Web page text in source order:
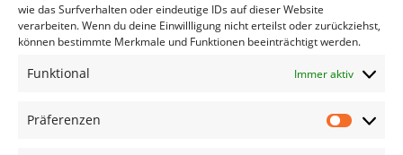
wie das Surfverhalten oder eindeutige IDs auf dieser Website
verarbeiten. Wenn du deine Einwillligung nicht erteilst oder zurückziehst,
können bestimmte Merkmale und Funktionen beeinträchtigt werden.
Funktional Immer aktiv
Präferenzen
Useful Links
Aktionen
Lieferung & Rückgabe